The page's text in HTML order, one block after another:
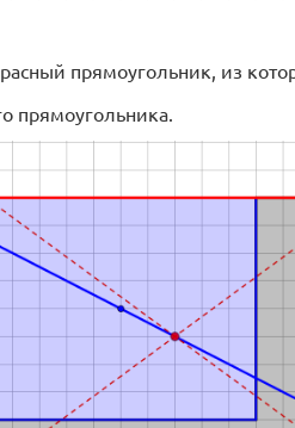
прямоугольник, из
прямоугольника.